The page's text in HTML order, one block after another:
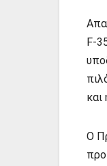
F-
και
Ο